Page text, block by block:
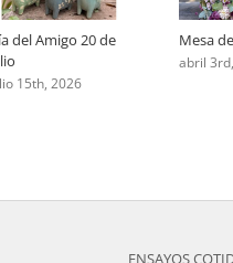
del Amigo 20 de
15th, 2026
Mesa
abril
ENSAYOS